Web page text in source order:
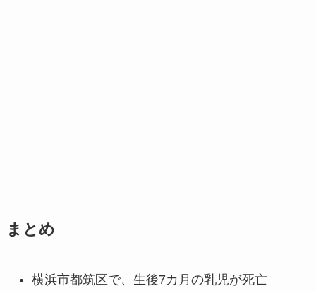
まとめ
横浜市都筑区で、生後7カ月の乳児が死亡